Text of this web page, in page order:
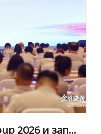
Бизнес-саммит JP Group 2026 и запуск нового продукта успешно завершились | Комплексное обновление: лидерство в будущем с помощью интеллекта